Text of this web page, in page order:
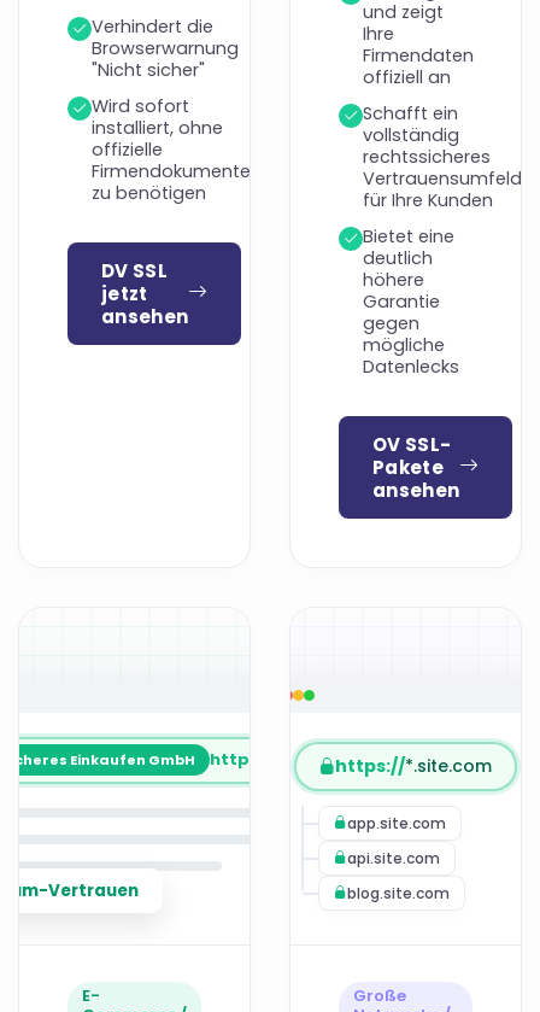
Verhindert die
Browserwarnung
"Nicht sicher"
Wird sofort
installiert, ohne
offizielle
Firmendokumente
zu benötigen
DV SSL
jetzt
ansehen
und zeigt
Ihre
Firmendaten
offiziell an
Schafft ein
vollständig
rechtssicheres
Vertrauensumfeld
für Ihre Kunden
Bietet eine
deutlich
höhere
Garantie
gegen
mögliche
Datenlecks
OV SSL-
Pakete
ansehen
Sicheres Einkaufen GmbH site.com.tr
Vertrauen
E-
https://*.site.com
app.site.com
api.site.com
blog.site.com
Große